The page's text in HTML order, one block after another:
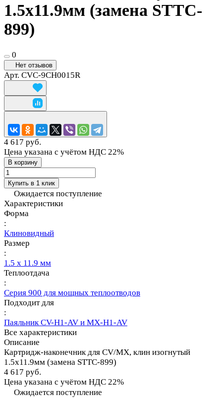
1.5х11.9мм (замена STTC-
899)
0
Нет отзывов
Арт. CVC-9CH0015R
4 617 руб.
Цена указана с учётом НДС 22%
В корзину
Купить в 1 клик
Ожидается поступление
Характеристики
Форма
:
Клиновидный
Размер
:
1.5 х 11.9 мм
Теплоотдача
:
Серия 900 для мощных теплоотводов
Подходит для
:
Паяльник CV-H1-AV и MX-H1-AV
Все характеристики
Описание
Картридж-наконечник для СV/MX, клин изогнутый
1.5х11.9мм (замена STTC-899)
4 617 руб.
Цена указана с учётом НДС 22%
Ожидается поступление